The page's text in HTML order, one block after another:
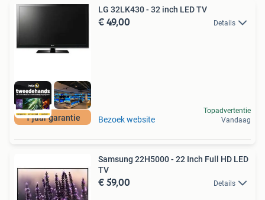
1 jaar garantie
LG 32LK430 - 32 inch LED TV
€ 49,00 Details
Bezoek website
Topadvertentie
Vandaag
Samsung 22H5000 - 22 Inch Full HD LED
TV
€ 59,00 Details